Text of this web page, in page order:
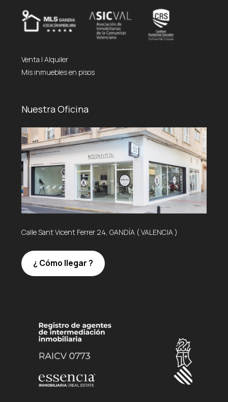
Venta | Alquiler
Mis inmuebles en pisos
Nuestra Oficina
Calle Sant Vicent Ferrer 24, GANDÍA ( VALENCIA )
¿ Cómo llegar ?